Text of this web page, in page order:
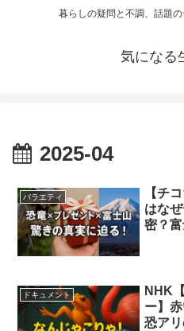
暮らしの疑問と不調、話題
気になる
2025-04
バラエティ
【チ
はな
密？
ドキュメント
NHK
ー】
恐アリ